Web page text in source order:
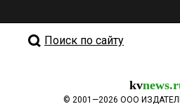
Поиск по сайту
kv
© 2001—2026 ООО